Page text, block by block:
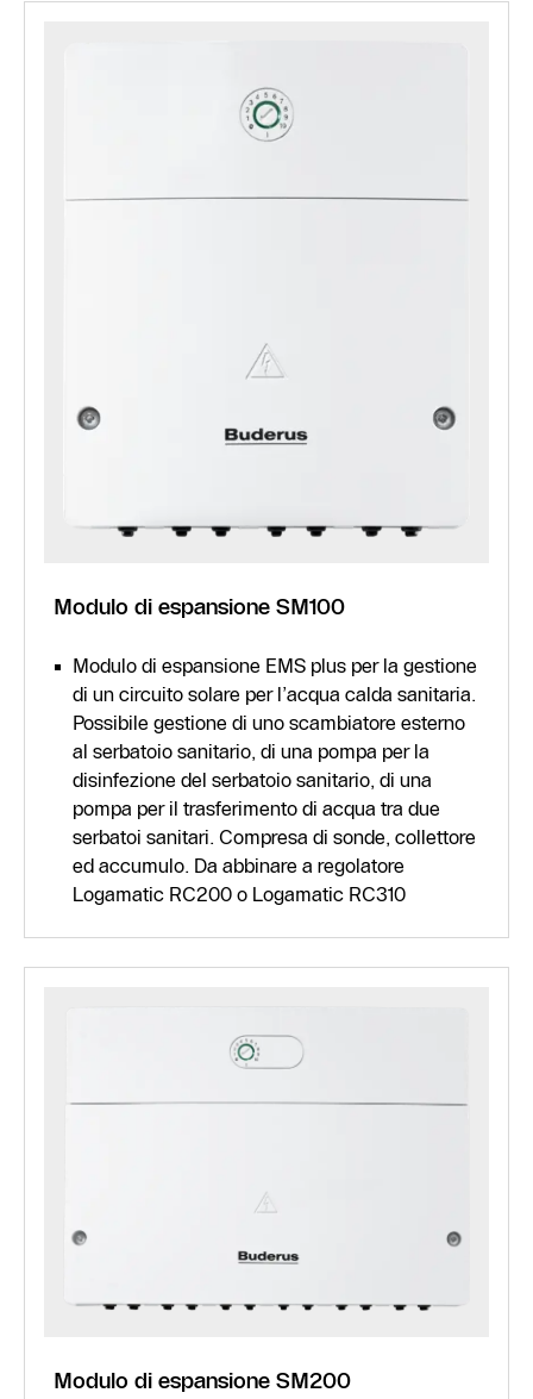
Modulo di espansione SM100
Modulo di espansione EMS plus per la gestione
di un circuito solare per l’acqua calda sanitaria.
Possibile gestione di uno scambiatore esterno
al serbatoio sanitario, di una pompa per la
disinfezione del serbatoio sanitario, di una
pompa per il trasferimento di acqua tra due
serbatoi sanitari. Compresa di sonde, collettore
ed accumulo. Da abbinare a regolatore
Logamatic RC200 o Logamatic RC310
Modulo di espansione SM200